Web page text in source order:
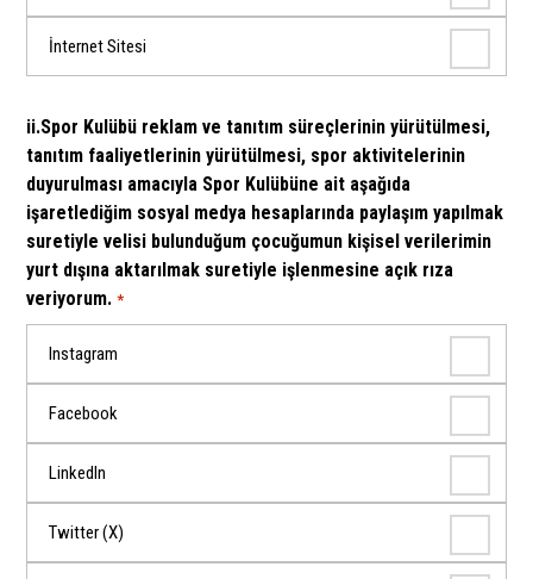
İnternet Sitesi
ii.Spor Kulübü reklam ve tanıtım süreçlerinin yürütülmesi,
tanıtım faaliyetlerinin yürütülmesi, spor aktivitelerinin
duyurulması amacıyla Spor Kulübüne ait aşağıda
işaretlediğim sosyal medya hesaplarında paylaşım yapılmak
suretiyle velisi bulunduğum çocuğumun kişisel verilerimin
yurt dışına aktarılmak suretiyle işlenmesine açık rıza
veriyorum. *
Instagram
Facebook
LinkedIn
Twitter (X)